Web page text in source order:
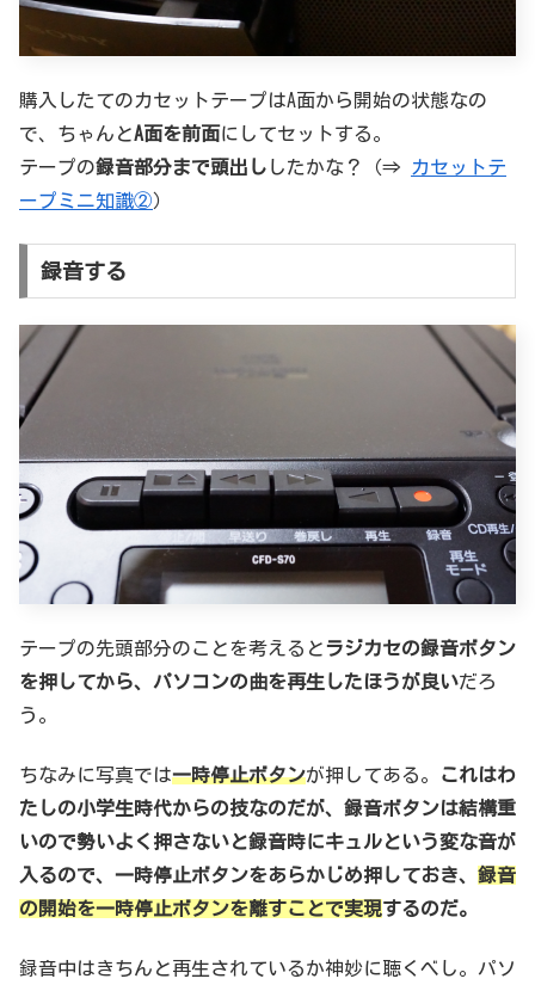
購入したてのカセットテープはA面から開始の状態なの
で、ちゃんとA面を前面にしてセットする。
テープの録音部分まで頭出し したかな？（⇒
カセットテ
ープミニ知識②）
録音する
テープの先頭部分のことを考えるとラジカセの録音ボタン
を押してから、パソコンの曲を再生したほうが良いだろ
う。
ちなみに写真では一時停止ボタンが押してある。
これはわ
たしの小学生時代からの技なのだが、録音ボタンは結構重
いので勢いよく押さないと録音時にキュルという変な音が
入るので、一時停止ボタンをあらかじめ押しておき、 録音
の開始を一時停止ボタンを離すことで実現するのだ。
録音中はきちんと再生されているか神妙に聴くべし。パソ